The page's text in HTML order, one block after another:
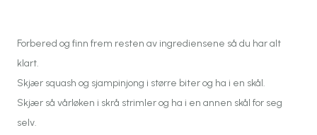
Forbered og finn frem resten av ingrediensene så du har alt
klart.
Skjær squash og sjampinjong i større biter og ha i en skål.
Skjær så vårløken i skrå strimler og ha i en annen skål for seg
selv.